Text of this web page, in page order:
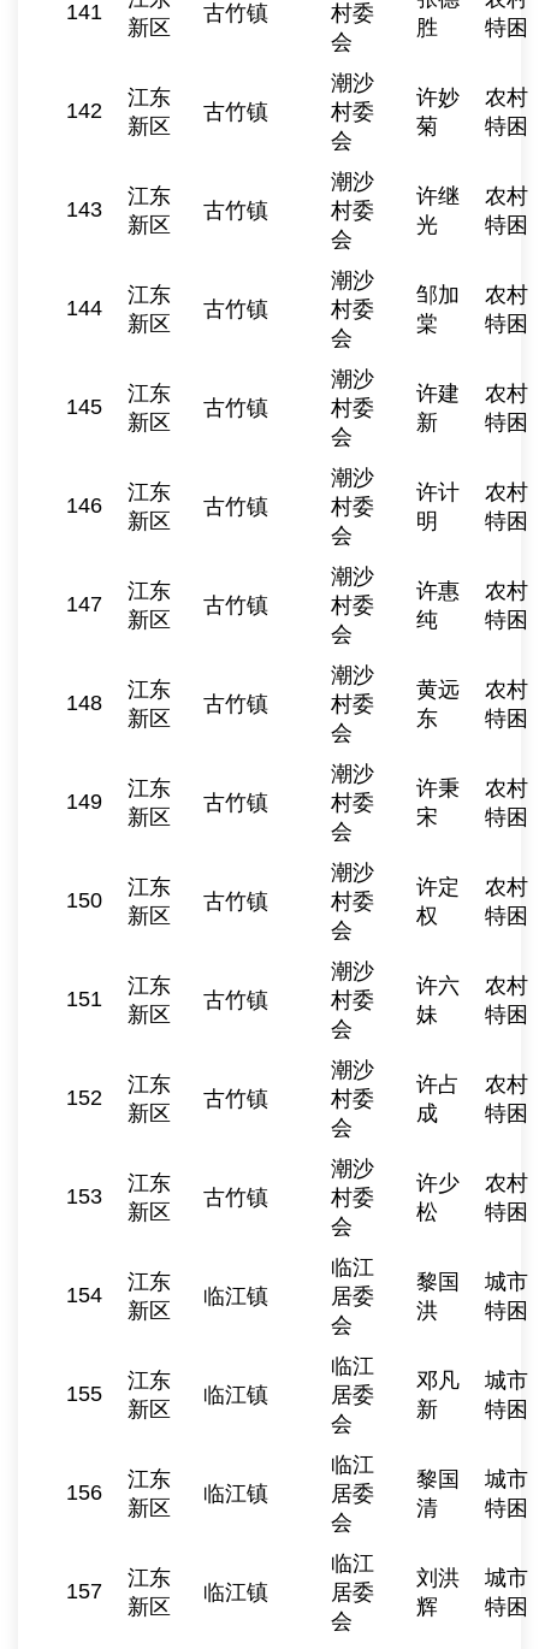
141
新区
古竹镇
村委
会
胜
特困
142
江东
新区
古竹镇
潮沙
村委
会
许妙
菊
农村
特困
143
江东
新区
古竹镇
潮沙
村委
会
许继
光
农村
特困
144
江东
新区
古竹镇
潮沙
村委
会
邹加
棠
农村
特困
145
江东
新区
古竹镇
潮沙
村委
会
许建
新
农村
特困
146
江东
新区
古竹镇
潮沙
村委
会
许计
明
农村
特困
147
江东
新区
古竹镇
潮沙
村委
会
许惠
纯
农村
特困
148
江东
新区
古竹镇
潮沙
村委
会
黄远
东
农村
特困
149
江东
新区
古竹镇
潮沙
村委
会
许秉
宋
农村
特困
150
江东
新区
古竹镇
潮沙
村委
会
许定
权
农村
特困
151
江东
新区
古竹镇
潮沙
村委
会
许六
妹
农村
特困
152
江东
新区
古竹镇
潮沙
村委
会
许占
成
农村
特困
153
江东
新区
古竹镇
潮沙
村委
会
许少
松
农村
特困
154
江东
新区
临江镇
临江
居委
会
黎国
洪
城市
特困
155
江东
新区
临江镇
临江
居委
会
邓凡
新
城市
特困
156
江东
新区
临江镇
临江
居委
会
黎国
清
城市
特困
157
江东
新区
临江镇
临江
居委
会
刘洪
辉
城市
特困